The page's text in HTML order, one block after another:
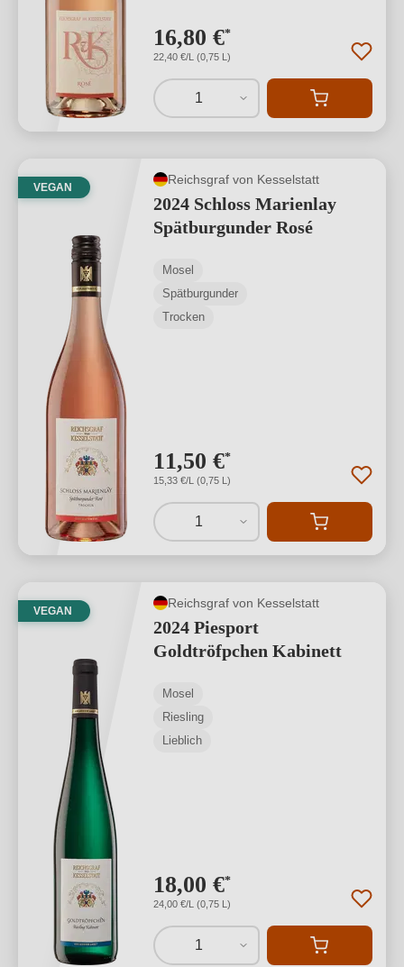
16,80 €*
22,40 €/L (0,75 L)
1
VEGAN
Reichsgraf von Kesselstatt
2024 Schloss Marienlay
Spätburgunder Rosé
Mosel
Spätburgunder
Trocken
11,50 €*
15,33 €/L (0,75 L)
1
VEGAN
Reichsgraf von Kesselstatt
2024 Piesport
Goldtröfpchen Kabinett
Mosel
Riesling
Lieblich
18,00 €*
24,00 €/L (0,75 L)
1